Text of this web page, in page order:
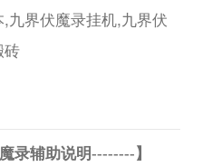
九界伏魔录挂机,九界伏
砖
录辅助说明--------】